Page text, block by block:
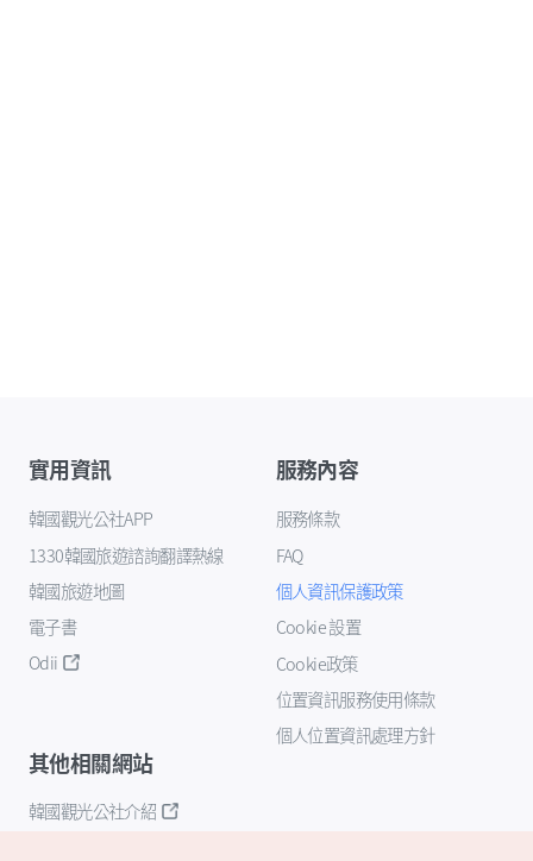
實用資訊
韓國觀光公社APP
1330韓國旅遊諮詢翻譯熱線
韓國旅遊地圖
電子書
Odii
服務內容
服務條款
FAQ
個人資訊保護政策
Cookie 設置
Cookie政策
位置資訊服務使用條款
個人位置資訊處理方針
其他相關網站
韓國觀光公社介紹